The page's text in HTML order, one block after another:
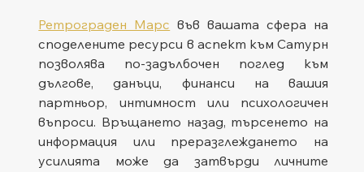
Ретрограден Марс във вашата сфера на
споделените ресурси в аспект към Сатурн
позволява по-задълбочен поглед към
дългове, данъци, финанси на вашия
партньор, интимност или психологичен
въпроси. Връщането назад, търсенето на
информация или преразглеждането на
усилията може да затвърди личните